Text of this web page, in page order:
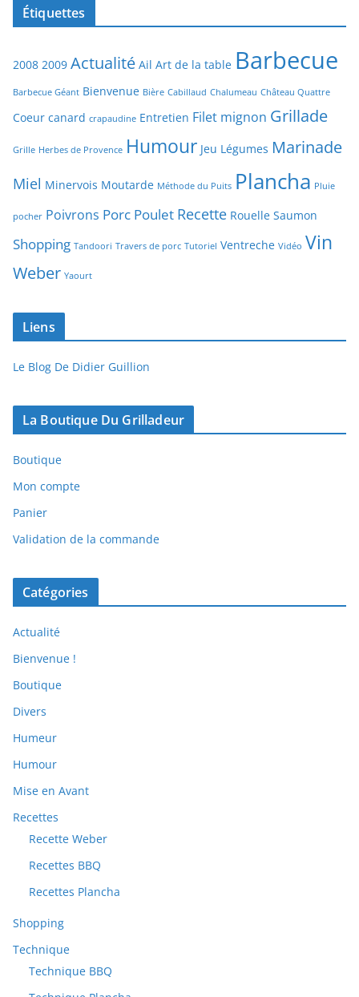
Étiquettes
2008 2009 Actualité Ail Art de la table Barbecue
Barbecue Géant Bienvenue Bière Cabillaud Chalumeau Château Quattre
Coeur canard crapaudine Entretien Filet mignon Grillade
Grille Herbes de Provence Humour Jeu Légumes Marinade
Miel Minervois Moutarde Méthode du Puits Plancha Pluie
pocher Poivrons Porc Poulet Recette Rouelle Saumon
Shopping Tandoori Travers de porc Tutoriel Ventreche Vidéo Vin
Weber Yaourt
Liens
Le Blog De Didier Guillion
La Boutique Du Grilladeur
Boutique
Mon compte
Panier
Validation de la commande
Catégories
Actualité
Bienvenue !
Boutique
Divers
Humeur
Humour
Mise en Avant
Recettes
Recette Weber
Recettes BBQ
Recettes Plancha
Shopping
Technique
Technique BBQ